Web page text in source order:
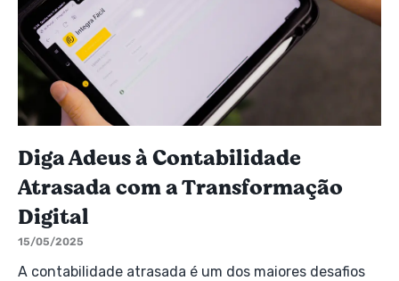
Diga Adeus à Contabilidade
Atrasada com a Transformação
Digital
15/05/2025
A contabilidade atrasada é um dos maiores desafios